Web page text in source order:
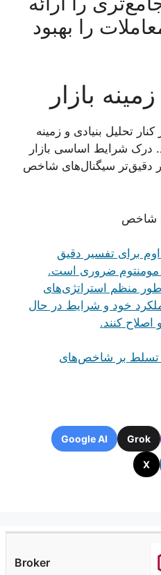
را بهبود
بازار
تحلیل بنیادی و زمینه
درک شرایط اساسی بازار
دقیق‌تر سیگنال‌های شاخص
شاخص
برای تفسیر دقیق
ضروری است.
طور منظم استراتژی‌های
خود و شرایط در حال
کنند.
تسلط بر شاخص‌های
Grok
Google AI
X